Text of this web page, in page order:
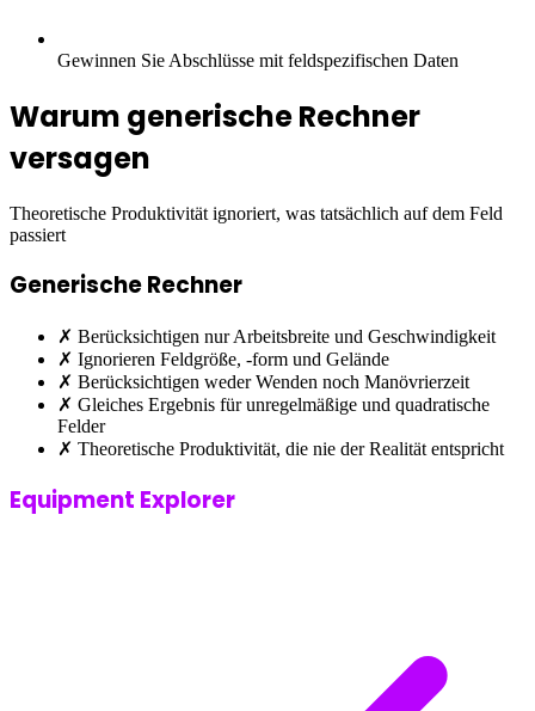
Gewinnen Sie Abschlüsse mit feldspezifischen Daten
Warum generische Rechner
versagen
Theoretische Produktivität ignoriert, was tatsächlich auf dem Feld
passiert
Generische Rechner
✗ Berücksichtigen nur Arbeitsbreite und Geschwindigkeit
✗ Ignorieren Feldgröße, -form und Gelände
✗ Berücksichtigen weder Wenden noch Manövrierzeit
✗ Gleiches Ergebnis für unregelmäßige und quadratische
Felder
✗ Theoretische Produktivität, die nie der Realität entspricht
Equipment Explorer